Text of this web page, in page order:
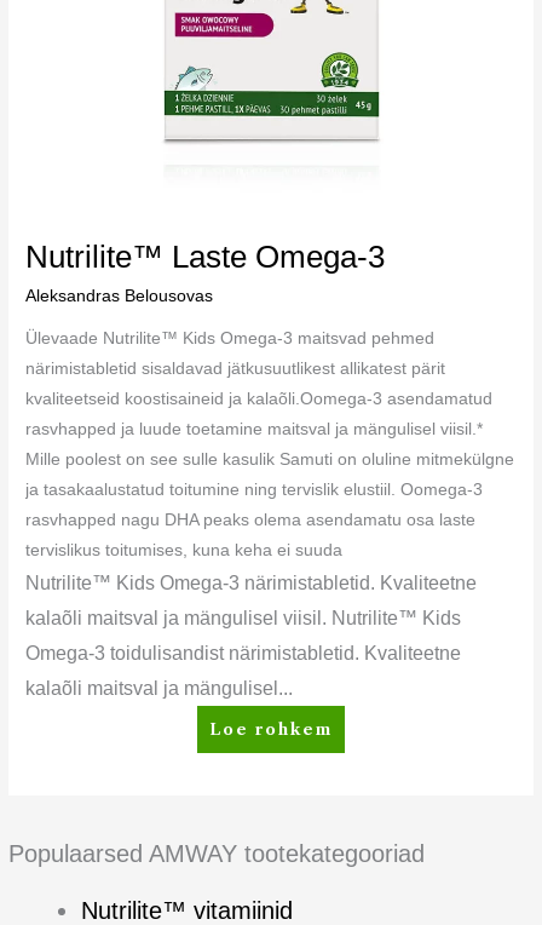
Nutrilite™ Laste Omega-3
Aleksandras Belousovas
Ülevaade Nutrilite™ Kids Omega-3 maitsvad pehmed
närimistabletid sisaldavad jätkusuutlikest allikatest pärit
kvaliteetseid koostisaineid ja kalaõli.Oomega-3 asendamatud
rasvhapped ja luude toetamine maitsval ja mängulisel viisil.*
Mille poolest on see sulle kasulik Samuti on oluline mitmekülgne
ja tasakaalustatud toitumine ning tervislik elustiil. Oomega-3
rasvhapped nagu DHA peaks olema asendamatu osa laste
tervislikus toitumises, kuna keha ei suuda
Nutrilite™ Kids Omega-3 närimistabletid. Kvaliteetne
kalaõli maitsval ja mängulisel viisil. Nutrilite™ Kids
Omega-3 toidulisandist närimistabletid. Kvaliteetne
kalaõli maitsval ja mängulisel...
Loe rohkem
Populaarsed AMWAY tootekategooriad
Nutrilite™ vitamiinid